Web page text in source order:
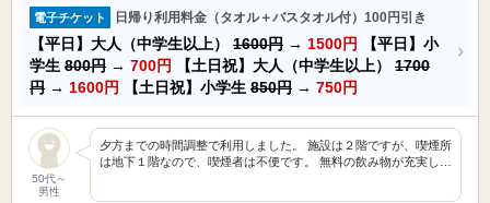
電子チケット 日帰り利用料金（タオル＋バスタオル付）100円引き
【平日】大人（中学生以上） 1600円 → 1500円
【平日】小
学生 800円 → 700円 【土日祝】大人（中学生以上） 1700
円 → 1600円 【土日祝】小学生 850円 → 750円
50代～
男性
夕方までの時間調整で利用しました。 施設は２階ですが、喫煙所
は地下１階なので、喫煙者は不便です。 無料の飲み物が充実し…